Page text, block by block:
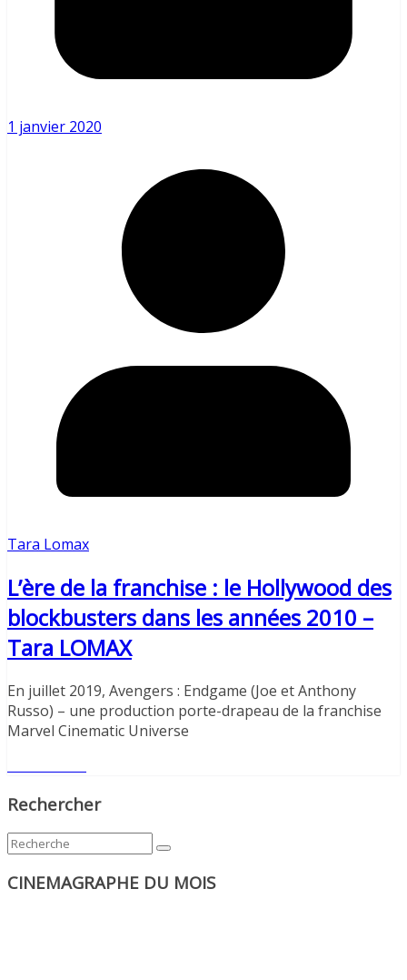
1 janvier 2020
Tara Lomax
L’ère de la franchise : le Hollywood des
blockbusters dans les années 2010 –
Tara LOMAX
En juillet 2019, Avengers : Endgame (Joe et Anthony
Russo) – une production porte-drapeau de la franchise
Marvel Cinematic Universe
Rechercher
CINEMAGRAPHE DU MOIS